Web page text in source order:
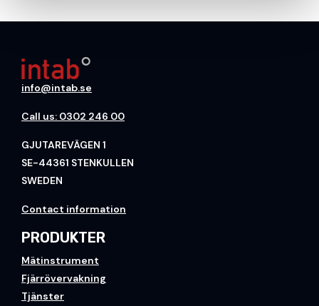
info@intab.se
Call us: 0302 246 00
GJUTAREVÄGEN 1
SE-44361 STENKULLEN
SWEDEN
Contact information
PRODUKTER
Mätinstrument
Fjärrövervakning
Tjänster